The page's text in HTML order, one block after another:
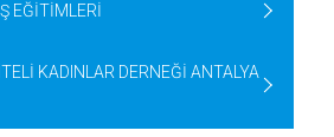
EĞİTİMLERİ
KADINLAR DERNEĞİ ANTALYA